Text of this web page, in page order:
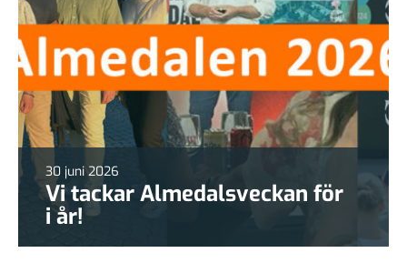
30 juni 2026
Vi tackar Almedalsveckan för
i år!